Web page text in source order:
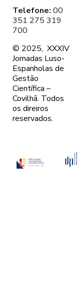
Telefone: 00
351 275 319
700
© 2025, XXXIV
Jornadas Luso-
Espanholas de
Gestão
Científica –
Covilhã. Todos
os direiros
reservados.